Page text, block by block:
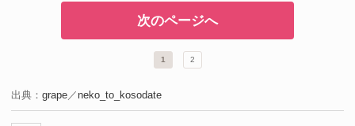
次のページへ
1 2
出典： grape／neko_to_kosodate